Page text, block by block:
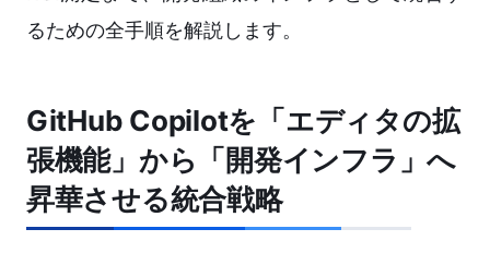
るための全手順を解説します。
GitHub Copilotを「エディタの拡
張機能」から「開発インフラ」へ
昇華させる統合戦略